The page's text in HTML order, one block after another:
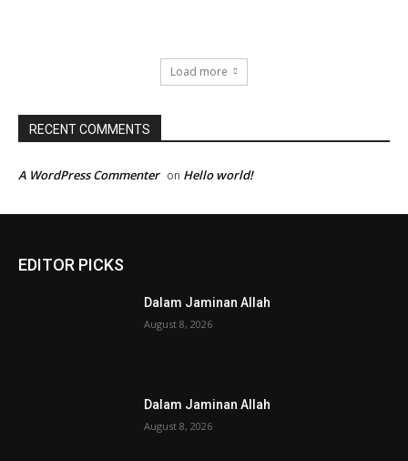
Load more
RECENT COMMENTS
A WordPress Commenter on Hello world!
EDITOR PICKS
Dalam Jaminan Allah
August 8, 2026
Dalam Jaminan Allah
August 8, 2026